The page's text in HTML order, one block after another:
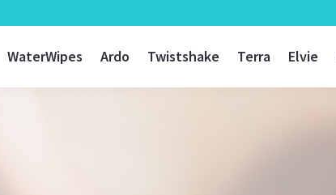
WaterWipes Ardo Twistshake Terra Elvie